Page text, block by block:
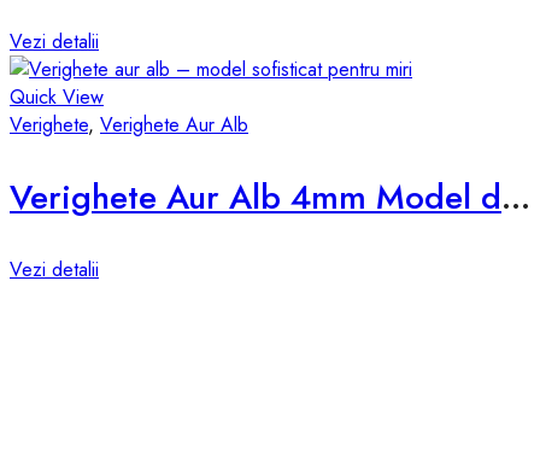
Vezi detalii
Quick View
Verighete, Verighete Aur Alb
Verighete Aur Alb 4mm Model d825-a
Vezi detalii